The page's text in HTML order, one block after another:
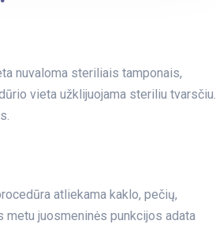
nuvaloma steriliais tamponais,
vieta užklijuojama steriliu tvarsčiu.
atliekama kaklo, pečių,
juosmeninės punkcijos adata